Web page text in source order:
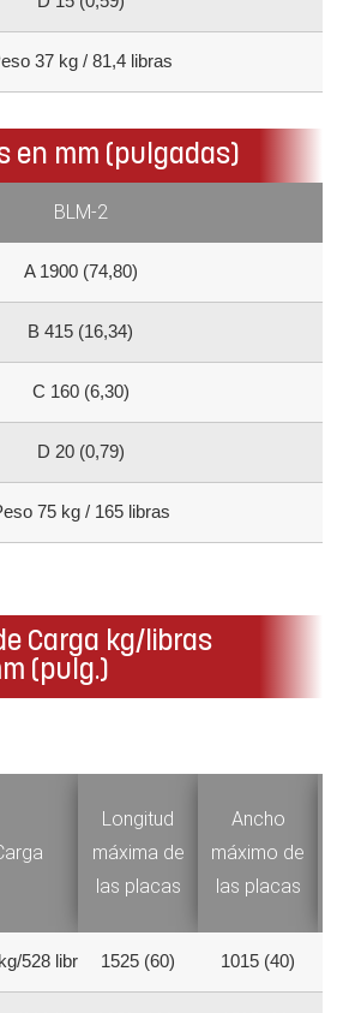
37 kg / 81,4 libras
en mm (pulgadas)
BLM-2
A 1900 (74,80)
B 415 (16,34)
C 160 (6,30)
D 20 (0,79)
75 kg / 165 libras
Carga kg/libras
(pulg.)
Longitud
máxima de
las placas
Ancho
máximo de
las placas
528 libras 1525 (60) 1015 (40)